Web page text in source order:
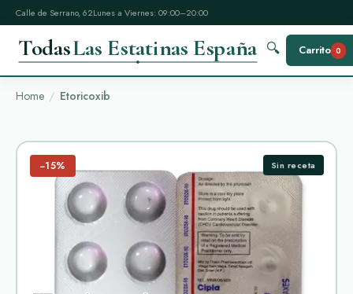
Calle de Serrano, 62Lunes a Viernes: 09:00–20:00
TodasLas Estatinas España 🔍 Carrito 0
Home Etoricoxib
−15% Sin receta